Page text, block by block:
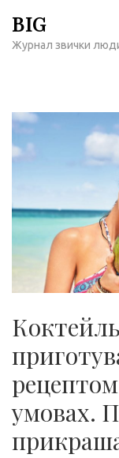
содержимому
BIG
Журнал звички
умовах.